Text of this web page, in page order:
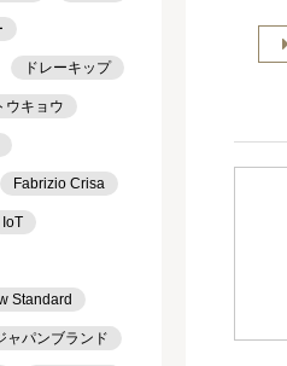
ドレーキップ
ウキョウ
Fabrizio Crisa
IoT
Standard
ャパンブランド